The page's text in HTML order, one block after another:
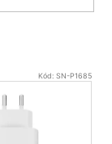
Kód: SN-P1685